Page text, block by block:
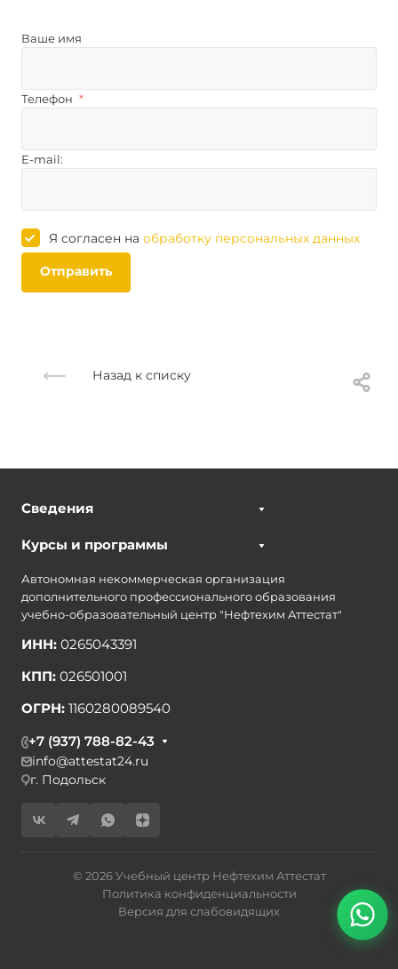
Ваше имя
Телефон *
E-mail:
Я согласен на обработку персональных данных
Отправить
Назад к списку
Сведения
Курсы и программы
Автономная некоммерческая организация
дополнительного профессионального образования
учебно-образовательный центр "Нефтехим Аттестат"
ИНН: 0265043391
КПП: 026501001
ОГРН: 1160280089540
+7 (937) 788-82-43
info@attestat24.ru
г. Подольск
© 2026 Учебный центр Нефтехим Аттестат
Политика конфиденциальности
Версия для слабовидящих